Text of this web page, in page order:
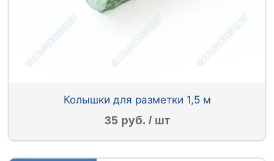
Колышки для разметки 1,5 м
35 руб. / шт